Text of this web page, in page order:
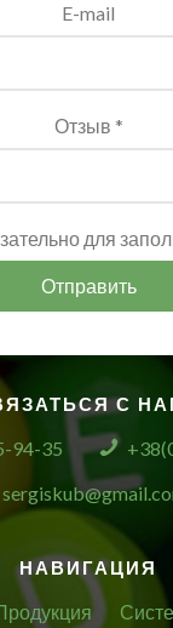
E-mail
Отзыв *
для
Отправить
С
94-35
НАВИГАЦИЯ